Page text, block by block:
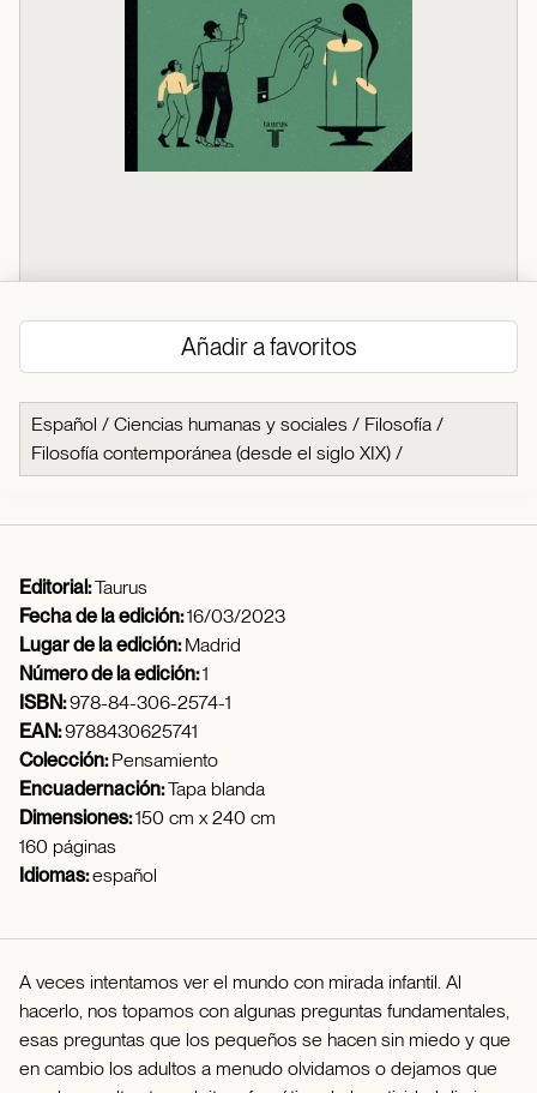
Añadir a favoritos
Español / Ciencias humanas y sociales / Filosofía /
Filosofía contemporánea (desde el siglo XIX) /
Editorial:Taurus
Fecha de la edición:16/03/2023
Lugar de la edición:Madrid
Número de la edición:1
ISBN:978-84-306-2574-1
EAN:9788430625741
Colección:Pensamiento
Encuadernación:Tapa blanda
Dimensiones:150 cm x 240 cm
160 páginas
Idiomas:español
A veces intentamos ver el mundo con mirada infantil. Al
hacerlo, nos topamos con algunas preguntas fundamentales,
esas preguntas que los pequeños se hacen sin miedo y que
en cambio los adultos a menudo olvidamos o dejamos que